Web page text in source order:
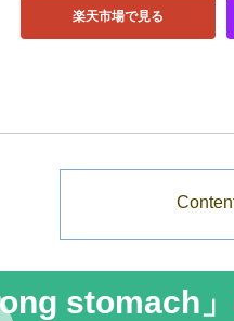
楽天市場で見る
stomach